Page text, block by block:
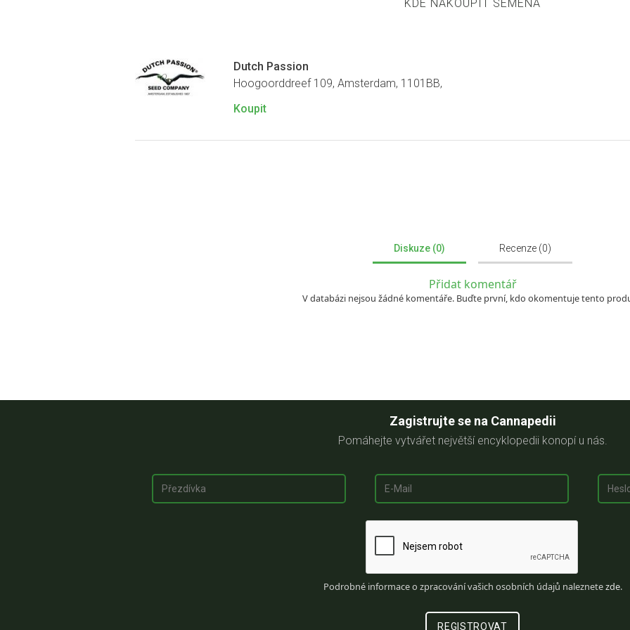
KDE NAKOUPIT SEMENA
Dutch Passion
Hoogoorddreef 109, Amsterdam, 1101BB,
Koupit
Diskuze (0) Recenze (0)
Přidat komentář
V databázi nejsou žádné komentáře. Buďte první, kdo okomentuje tento
Zagistrujte se na Cannapedii
Pomáhejte vytvářet největší encyklopedii konopí u nás.
Podrobné informace o zpracování vašich osobních údajů naleznetezde.